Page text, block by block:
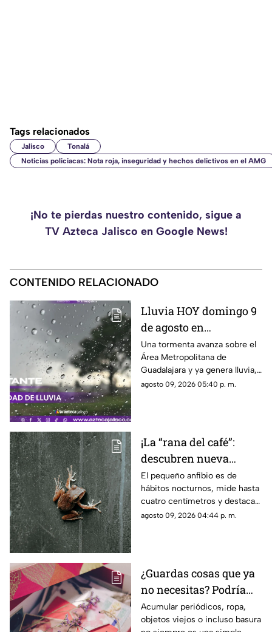
Tags relacionados
Jalisco
Tonalá
Noticias policiacas: Nota roja, inseguridad y hechos delictivos en el AMG
¡No te pierdas nuestro contenido, sigue a
TV Azteca Jalisco en Google News!
CONTENIDO RELACIONADO
Lluvia HOY domingo 9
de agosto en
Guadalajara: ¿Dónde
está lloviendo y qué
zonas tienen alerta?
Una tormenta avanza sobre el
Área Metropolitana de
Guadalajara y ya genera lluvia,
actividad eléctrica y rachas de
agosto 09, 2026 05:40 p. m.
¡La “rana del café”:
descubren nueva
especie en Costa Rica
El pequeño anfibio es de
hábitos nocturnos, mide hasta
cuatro centímetros y destaca
por sus manchas verdes y su
agosto 09, 2026 04:44 p. m.
¿Guardas cosas que ya
no necesitas? Podría
haber algo más detrás
Acumular periódicos, ropa,
objetos viejos o incluso basura